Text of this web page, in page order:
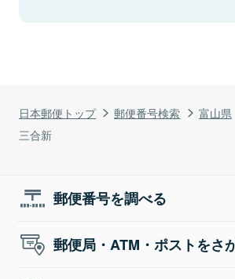
日本郵便トップ 郵便番号検索 富山県
三合新
郵便番号を調べる
郵便局・ATM・ポストをさ